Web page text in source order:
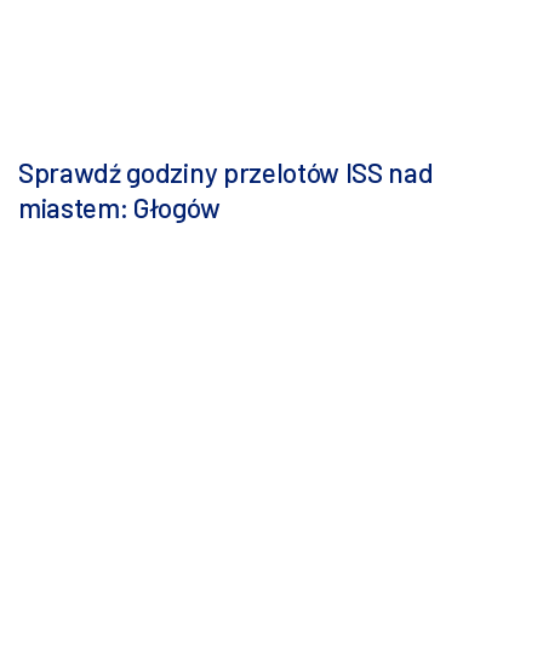
Sprawdź godziny przelotów ISS nad
miastem: Głogów